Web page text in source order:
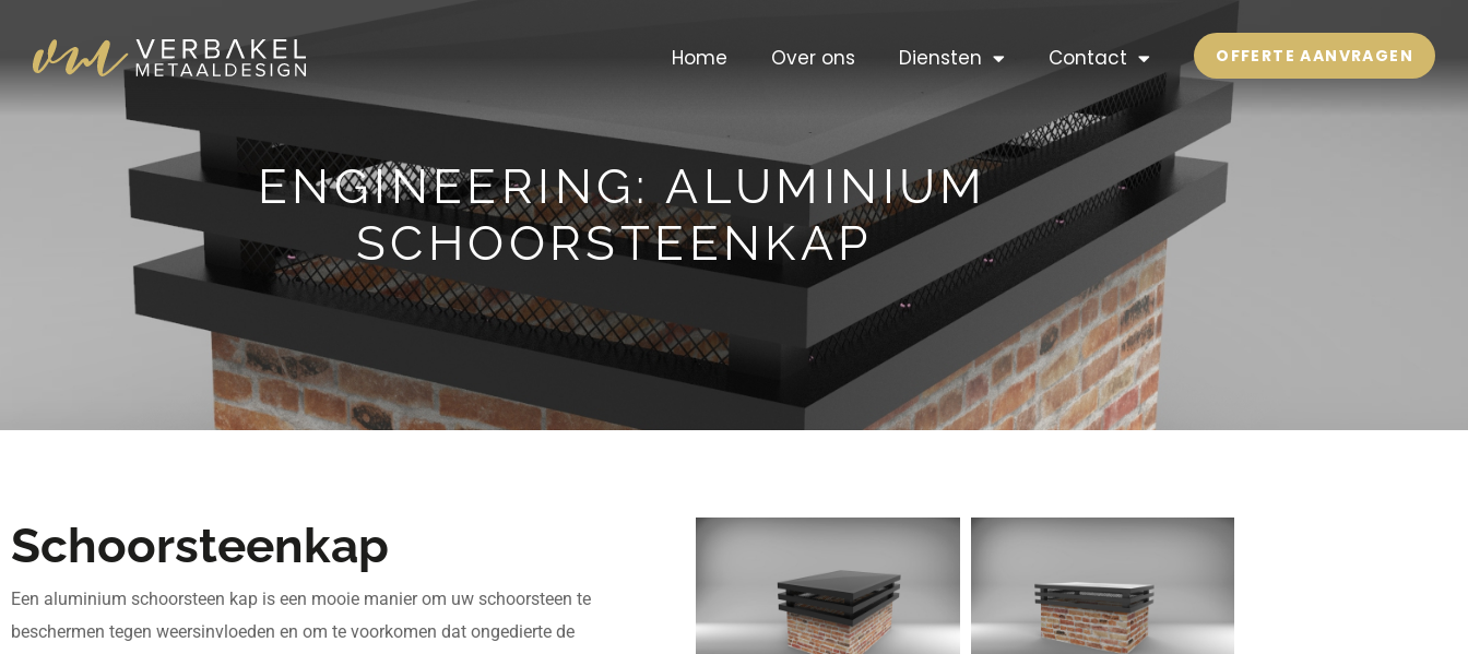
Home Over ons Diensten Contact OFFERTE AANVRAGEN
ENGINEERING: ALUMINIUM
SCHOORSTEENKAP
Schoorsteenkap
Een aluminium schoorsteen kap is een mooie manier om uw schoorsteen te
beschermen tegen weersinvloeden en om te voorkomen dat ongedierte de